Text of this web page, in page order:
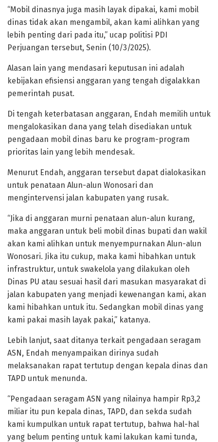
“Mobil dinasnya juga masih layak dipakai, kami mobil
dinas tidak akan mengambil, akan kami alihkan yang
lebih penting dari pada itu,” ucap politisi PDI
Perjuangan tersebut, Senin (10/3/2025).
Alasan lain yang mendasari keputusan ini adalah
kebijakan efisiensi anggaran yang tengah digalakkan
pemerintah pusat.
Di tengah keterbatasan anggaran, Endah memilih untuk
mengalokasikan dana yang telah disediakan untuk
pengadaan mobil dinas baru ke program-program
prioritas lain yang lebih mendesak.
Menurut Endah, anggaran tersebut dapat dialokasikan
untuk penataan Alun-alun Wonosari dan
mengintervensi jalan kabupaten yang rusak.
“Jika di anggaran murni penataan alun-alun kurang,
maka anggaran untuk beli mobil dinas bupati dan wakil
akan kami alihkan untuk menyempurnakan Alun-alun
Wonosari. Jika itu cukup, maka kami hibahkan untuk
infrastruktur, untuk swakelola yang dilakukan oleh
Dinas PU atau sesuai hasil dari masukan masyarakat di
jalan kabupaten yang menjadi kewenangan kami, akan
kami hibahkan untuk itu. Sedangkan mobil dinas yang
kami pakai masih layak pakai,” katanya.
Lebih lanjut, saat ditanya terkait pengadaan seragam
ASN, Endah menyampaikan dirinya sudah
melaksanakan rapat tertutup dengan kepala dinas dan
TAPD untuk menunda.
“Pengadaan seragam ASN yang nilainya hampir Rp3,2
miliar itu pun kepala dinas, TAPD, dan sekda sudah
kami kumpulkan untuk rapat tertutup, bahwa hal-hal
yang belum penting untuk kami lakukan kami tunda,